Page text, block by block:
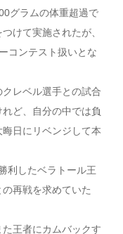
グラムの体重超過で
けて実施されたが、
コンテスト扱いとな
クレベル選手との試合
ど、自分の中では負
日にリベンジして本
利したベラトール王
再戦を求めていた
王者にカムバックす